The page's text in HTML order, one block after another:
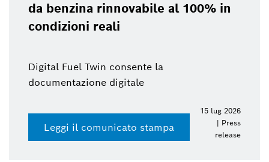
da benzina rinnovabile al 100% in
condizioni reali
Digital Fuel Twin consente la
documentazione digitale
Leggi il comunicato stampa
15 lug 2026
| Press
release